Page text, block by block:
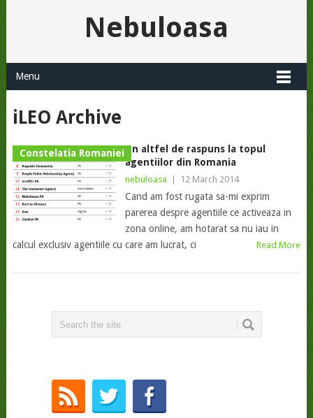
Nebuloasa
Menu
iLEO Archive
Constelatia RomanieiUn altfel de raspuns la topul
agentiilor din Romania
nebuloasa 12 March 2014
Cand am fost rugata sa-mi exprim
parerea despre agentiile ce activeaza in
zona online, am hotarat sa nu iau in
calcul exclusiv agentiile cu care am lucrat, ci
Read More